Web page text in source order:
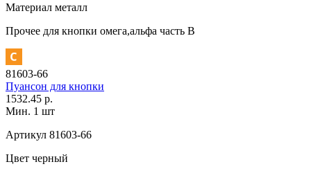
Материал металл
Прочее для кнопки омега,альфа часть В
81603-66
Пуансон для кнопки
1532.45 р.
Мин. 1 шт
Артикул 81603-66
Цвет черный